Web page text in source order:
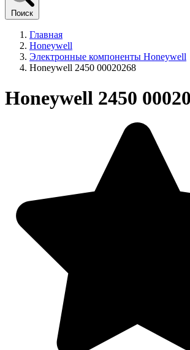
Поиск
Главная
Honeywell
Электронные компоненты Honeywell
Honeywell 2450 00020268
Honeywell 2450